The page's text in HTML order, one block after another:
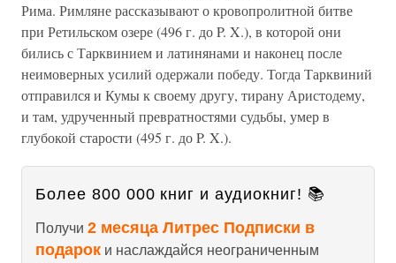
Рима. Римляне рассказывают о кровопролитной битве
при Ретильском озере (496 г. до P. X.), в которой они
бились с Тарквинием и латинянами и наконец после
неимоверных усилий одержали победу. Тогда Тарквиний
отправился и Кумы к своему другу, тирану Аристодему,
и там, удрученный превратностями судьбы, умер в
глубокой старости (495 г. до P. X.).
Более 800 000 книг и аудиокниг! 📚
Получи 2 месяца Литрес Подписки в
подарок и наслаждайся неограниченным